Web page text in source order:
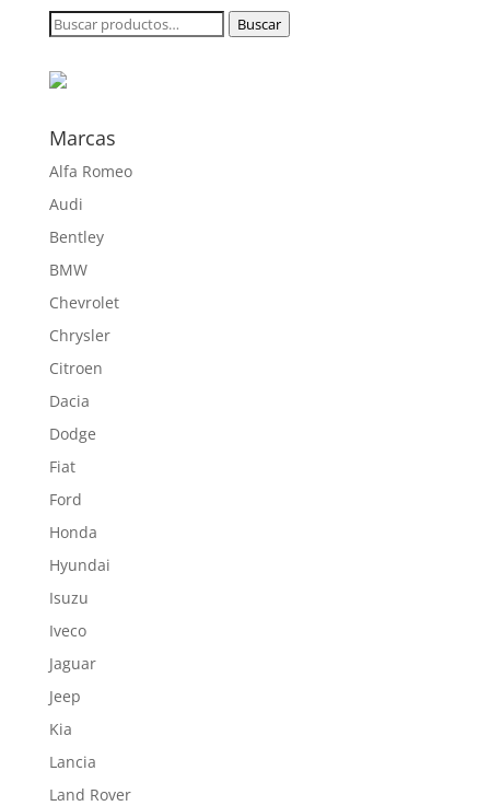
desde
147,26 €
Buscar
Buscar
Marcas
Alfa Romeo
Audi
Bentley
BMW
Chevrolet
Chrysler
Citroen
Dacia
Dodge
Fiat
Ford
Honda
Hyundai
Isuzu
Iveco
Jaguar
Jeep
Kia
Lancia
Land Rover